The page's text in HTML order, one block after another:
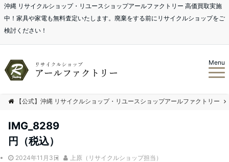
沖縄 リサイクルショップ・リユースショップアールファクトリー 高価買取実施
中！家具や家電も無料査定いたします。廃棄をする前にリサイクルショップをご
検討ください！
Menu
【公式】沖縄 リサイクルショップ・リユースショップアールファクトリー
IMG_8289
円（税込）
2024年11月3日 上原（リサイクルショップ担当）